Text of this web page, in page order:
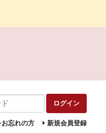
ログイン
忘れの方 新規会員登録